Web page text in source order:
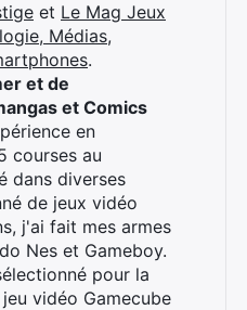
et Le Mag Jeux
Médias,
.
et de
et Comics
en
courses au
dans diverses
de jeux vidéo
j'ai fait mes armes
Nes et Gameboy.
pour la
vidéo Gamecube